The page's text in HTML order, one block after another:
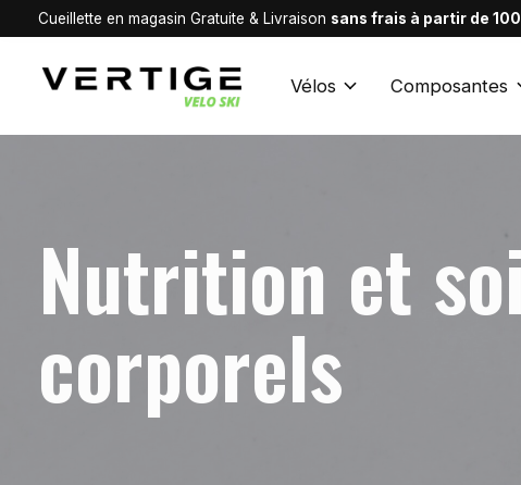
Cueillette en magasin Gratuite & Livraison sans frais à partir de
Vélos Composantes
Nutrition et
corporels